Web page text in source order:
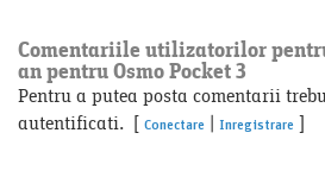
Comentariile utilizatorilor
an pentru Osmo Pocket 3
Pentru a putea posta comentarii
autentificati. [ Conectare | Inregistrare ]